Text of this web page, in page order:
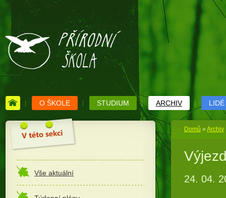
O ŠKOLE STUDIUM ARCHIV LIDÉ
Vše aktuální
Domů » Archiv
24. 04.